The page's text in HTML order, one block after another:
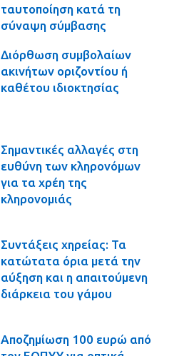
ταυτοποίηση κατά τη
σύναψη σύμβασης
Διόρθωση συμβολαίων
ακινήτων οριζοντίου ή
καθέτου ιδιοκτησίας
Σημαντικές αλλαγές στη
ευθύνη των κληρονόμων
για τα χρέη της
κληρονομιάς
Συντάξεις χηρείας: Τα
κατώτατα όρια μετά την
αύξηση και η απαιτούμενη
διάρκεια του γάμου
Αποζημίωση 100 ευρώ από